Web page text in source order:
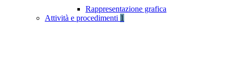
Rappresentazione grafica
Attività e procedimenti 1